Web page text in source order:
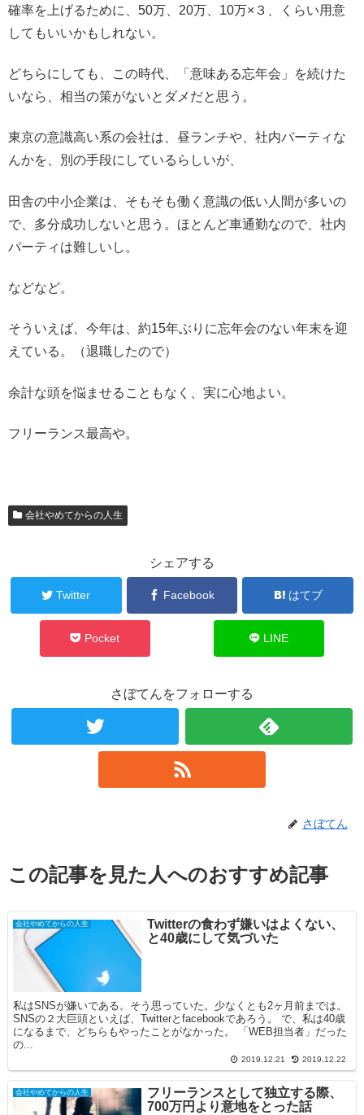
確率を上げるために、50万、20万、10万×３、くらい用意
してもいいかもしれない。
どちらにしても、この時代、「意味ある忘年会」を続けた
いなら、相当の策がないとダメだと思う。
東京の意識高い系の会社は、昼ランチや、社内パーティな
んかを、別の手段にしているらしいが、
田舎の中小企業は、そもそも働く意識の低い人間が多いの
で、多分成功しないと思う。ほとんど車通勤なので、社内
パーティは難しいし。
などなど。
そういえば、今年は、約15年ぶりに忘年会のない年末を迎
えている。（退職したので）
余計な頭を悩ませることもなく、実に心地よい。
フリーランス最高や。
会社やめてからの人生
シェアする
Twitter Facebook はてブ
Pocket LINE
さぼてんをフォローする
さぼてん
この記事を見た人へのおすすめ記事
会社やめてからの人生
Twitterの食わず嫌いはよくない、
と40歳にして気づいた
私はSNSが嫌いである。そう思っていた。少なくとも2ヶ月前までは。
SNSの２大巨頭といえば、Twitterとfacebookであろう。 で、私は40歳
になるまで、どちらもやったことがなかった。 「WEB担当者」だった
の...
2019.12.21 2019.12.22
会社やめてからの人生
フリーランスとして独立する際、
700万円より意地をとった話